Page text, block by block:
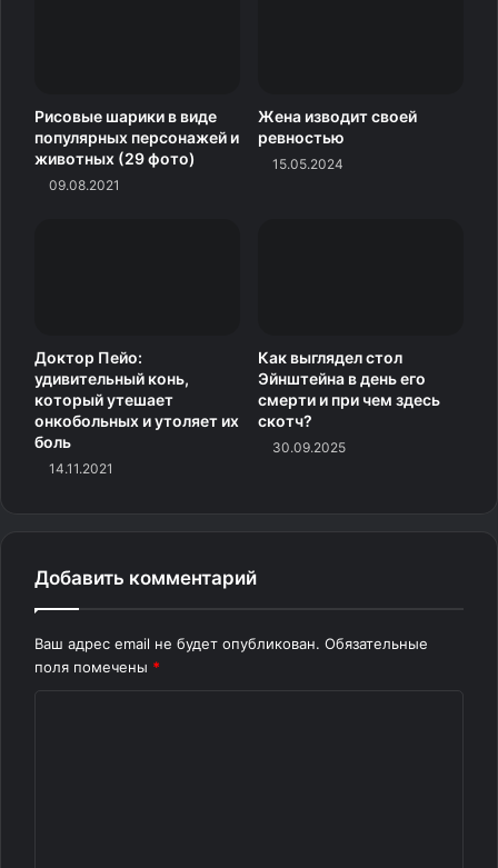
сеть узких полостей, в которые под огромным
давлением закачивали воду. Напор воды дробил
массивные скальные стены и смывал золотоносные
аллювиальные почвы к специальным желобам, где и
происходило извлечение драгоценного металла.
Рисовые шарики в виде
популярных персонажей и
животных (29 фото)
09.08.2021
Жена изводит своей
ревностью
15.05.2024
Доктор Пейо:
удивительный конь,
который утешает
онкобольных и утоляет их
боль
14.11.2021
Как выглядел стол
Эйнштейна в день его
смерти и при чем здесь
скотч?
30.09.2025
Добавить комментарий
Ваш адрес email не будет опубликован. Обязательные
поля помечены *